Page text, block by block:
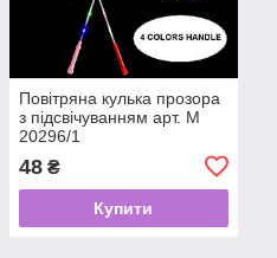
Повітряна кулька прозора
з підсвічуванням арт. М
20296/1
48 ₴
Купити